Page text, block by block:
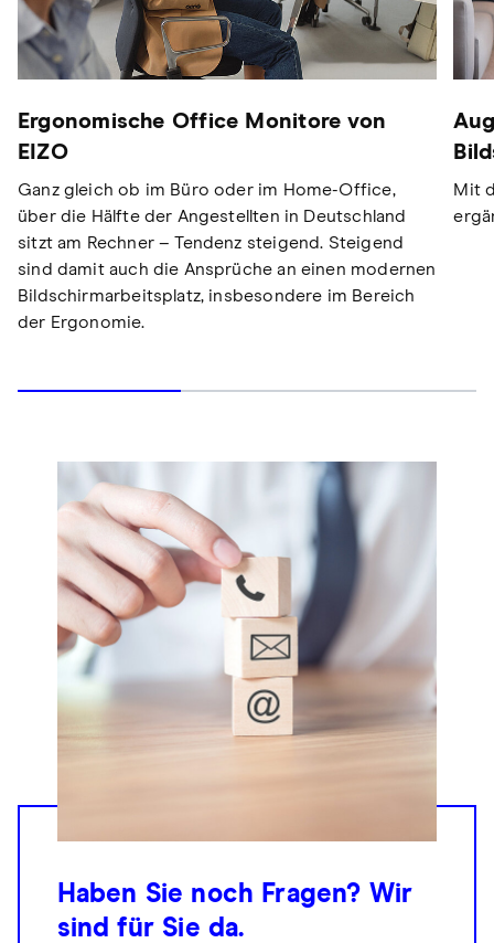
Ergonomische Office Monitore von
EIZO
Ganz gleich ob im Büro oder im Home-Office,
über die Hälfte der Angestellten in Deutschland
sitzt am Rechner – Tendenz steigend. Steigend
sind damit auch die Ansprüche an einen modernen
Bildschirmarbeitsplatz, insbesondere im Bereich
der Ergonomie.
Mit
Haben Sie noch Fragen? Wir
sind für Sie da.